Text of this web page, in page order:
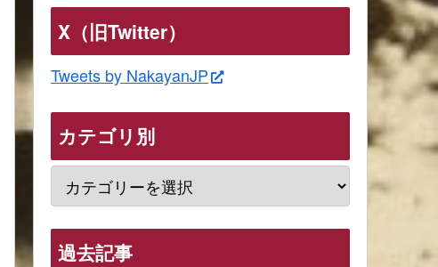
X（旧Twitter）
Tweets by NakayanJP
カテゴリ別
過去記事